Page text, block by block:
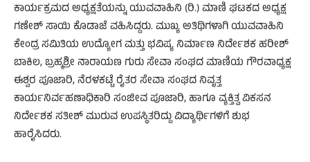
ಕಾರ್ಯಕ್ರಮದ ಅಧ್ಯಕ್ಷತೆಯನ್ನು ಯುವವಾಹಿನಿ (ರಿ.) ಮಾಣಿ ಘಟಕದ ಅಧ್ಯಕ್ಷ
ಗಣೇಶ್ ಸಾಯಿ ಕೊಡಾಜೆ ವಹಿಸಿದ್ದರು. ಮುಖ್ಯ ಅತಿಥಿಗಳಾಗಿ ಯುವವಾಹಿನಿ
ಕೇಂದ್ರ ಸಮಿತಿಯ ಉದ್ಯೋಗ ಮತ್ತು ಭವಿಷ್ಯ ನಿರ್ಮಾಣ ನಿರ್ದೇಶಕ ಹರೀಶ್
ಬಾಕಿಲ, ಬ್ರಹ್ಮಶ್ರೀ ನಾರಾಯಣ ಗುರು ಸೇವಾ ಸಂಘದ ಮಾಣಿಯ ಗೌರವಾಧ್ಯಕ್ಷ
ಈಶ್ವರ ಪೂಜಾರಿ, ನೆರಳಕಟ್ಟೆ ರೈತರ ಸೇವಾ ಸಂಘದ ನಿವೃತ್ತ
ಕಾರ್ಯನಿರ್ವಹಣಾಧಿಕಾರಿ ಸಂಜೀವ ಪೂಜಾರಿ, ಹಾಗೂ ವ್ಯಕ್ತಿತ್ವ ವಿಕಸನ
ನಿರ್ದೇಶಕ ಸತೀಶ್ ಮುರುವ ಉಪಸ್ಥಿತರಿದ್ದು ವಿದ್ಯಾರ್ಥಿಗಳಿಗೆ ಶುಭ
ಹಾರೈಸಿದರು.